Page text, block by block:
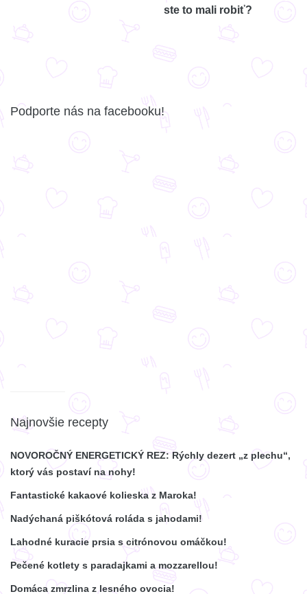
ste to mali robiť?
Podporte nás na facebooku!
Najnovšie recepty
NOVOROČNÝ ENERGETICKÝ REZ: Rýchly dezert „z plechu“,
ktorý vás postaví na nohy!
Fantastické kakaové kolieska z Maroka!
Nadýchaná piškótová roláda s jahodami!
Lahodné kuracie prsia s citrónovou omáčkou!
Pečené kotlety s paradajkami a mozzarellou!
Domáca zmrzlina z lesného ovocia!